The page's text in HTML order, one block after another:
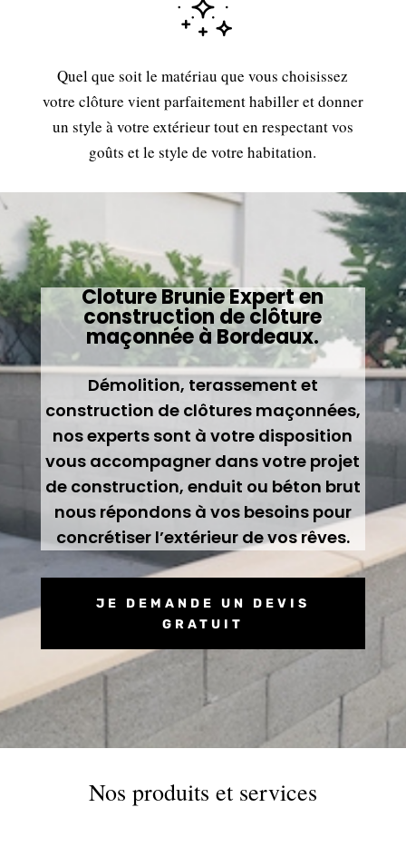
Quel que soit le matériau que vous choisissez
votre clôture vient parfaitement habiller et donner
un style à votre extérieur tout en respectant vos
goûts et le style de votre habitation.
Cloture Brunie Expert en
construction de clôture
maçonnée à Bordeaux.
Démolition, terassement et
construction de clôtures maçonnées,
nos experts sont à votre disposition
vous accompagner dans votre projet
de construction, enduit ou béton brut
nous répondons à vos besoins pour
concrétiser l’extérieur de vos rêves.
JE DEMANDE UN DEVIS
GRATUIT
Nos produits et services